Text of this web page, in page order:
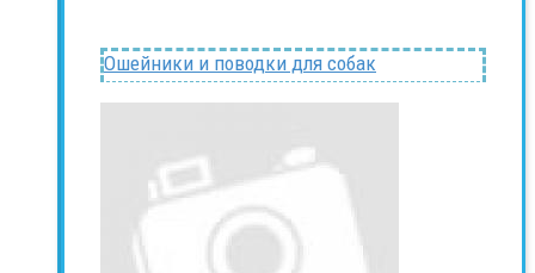
Ошейники и поводки для собак